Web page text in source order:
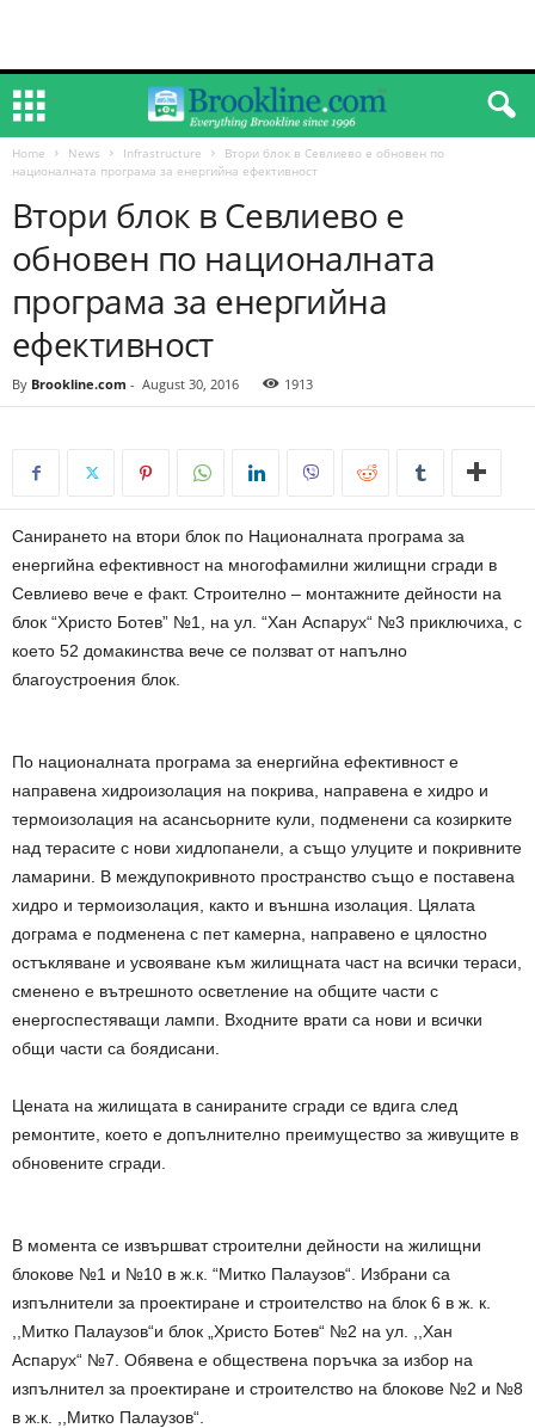
Home News Infrastructure
Втори блок в Севлиево е обновен по
националната програма за енергийна ефективност
Втори блок в Севлиево е
обновен по националната
програма за енергийна
ефективност
By Brookline.com - August 30, 2016 1913
Санирането на втори блок по Националната програма за
енергийна ефективност на многофамилни жилищни сгради в
Севлиево вече е факт. Строително – монтажните дейности на
блок “Христо Ботев” №1, на ул. “Хан Аспарух“ №3 приключиха, с
което 52 домакинства вече се ползват от напълно
благоустроения блок.
По националната програма за енергийна ефективност е
направена хидроизолация на покрива, направена е хидро и
термоизолация на асансьорните кули, подменени са козирките
над терасите с нови хидлопанели, а също улуците и покривните
ламарини. В междупокривното пространство също е поставена
хидро и термоизолация, както и външна изолация. Цялата
дограма е подменена с пет камерна, направено е цялостно
остъкляване и усвояване към жилищната част на всички тераси,
сменено е вътрешното осветление на общите части с
енергоспестяващи лампи. Входните врати са нови и всички
общи части са боядисани.
Цената на жилищата в санираните сгради се вдига след
ремонтите, което е допълнително преимущество за живущите в
обновените сгради.
В момента се извършват строителни дейности на жилищни
блокове №1 и №10 в ж.к. “Митко Палаузов“. Избрани са
изпълнители за проектиране и строителство на блок 6 в ж. к.
,,Митко Палаузов“и блок „Христо Ботев“ №2 на ул. ,,Хан
Аспарух“ №7. Обявена е обществена поръчка за избор на
изпълнител за проектиране и строителство на блокове №2 и №8
в ж.к. ,,Митко Палаузов“.